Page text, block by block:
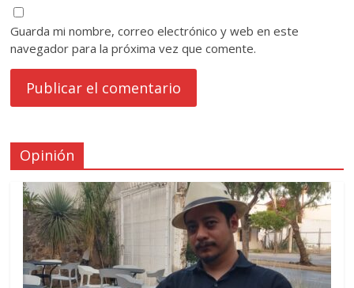
Guarda mi nombre, correo electrónico y web en este
navegador para la próxima vez que comente.
Opinión